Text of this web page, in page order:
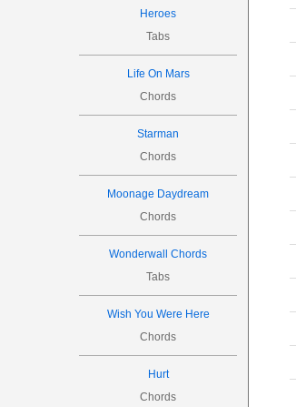
Heroes
Tabs
Life On Mars
Chords
Starman
Chords
Moonage Daydream
Chords
Wonderwall Chords
Tabs
Wish You Were Here
Chords
Hurt
Chords